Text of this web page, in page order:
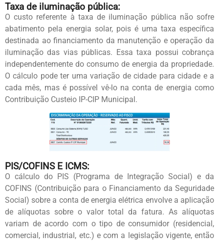
Taxa de iluminação pública:
O custo referente à taxa de iluminação pública não sofre
abatimento pela energia solar, pois é uma taxa específica
destinada ao financiamento da manutenção e operação da
iluminação das vias públicas. Essa taxa possui cobrança
independentemente do consumo de energia da propriedade.
O cálculo pode ter uma variação de cidade para cidade e a
cada mês, mas é possível vê-lo na conta de energia como
Contribuição Custeio IP-CIP Municipal.
PIS/COFINS E ICMS:
O cálculo do PIS (Programa de Integração Social) e da
COFINS (Contribuição para o Financiamento da Seguridade
Social) sobre a conta de energia elétrica envolve a aplicação
de alíquotas sobre o valor total da fatura. As alíquotas
variam de acordo com o tipo de consumidor (residencial,
comercial, industrial, etc.) e com a legislação vigente, então